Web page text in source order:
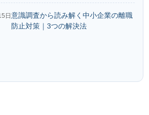
日意識調査から読み解く中小企業の離職
防止対策｜3つの解決法